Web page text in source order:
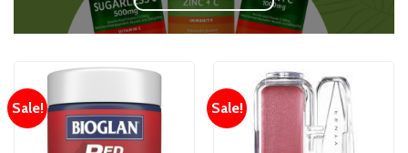
Sale! Sale!